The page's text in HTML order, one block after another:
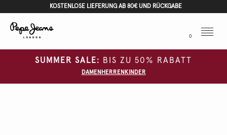
KOSTENLOSE LIEFERUNG AB 80€ UND RÜCKGABE
0
Menu
SUMMER SALE: BIS ZU 50% RABATT
DAMEN HERREN KINDER